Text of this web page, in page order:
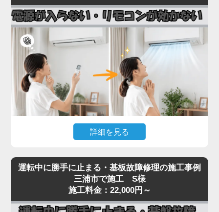
接続部（フレアナット）の緩み、配管自体のピンホ
ール、室内機の熱交換器からの微少漏れなどです。
実際の現場では、設置から10年以上経過したエアコ
ンで配管劣化によるガス漏れが多発しており、補充
だけでは数ヶ月で再発するため、漏れ箇所の特定・
修理が不可欠です。
「家電の達人」では、ガス漏れ点検（窒素加圧テス
ト）・漏れ箇所の修理・冷媒ガスの補充まで一貫対
応。R32・R410Aどちらの冷媒にも対応しておりま
き付き、本体交換が必要な高額修理に発展します。
冷房・暖房の効きが急に悪くなったと感じたら、お
早めにご相談ください。
詳細を見る
応がないといった症状は、リモコン受光基板の故
障、本体の電源基板の故障、内部ヒューズの切断ま
で、原因が幅広いトラブルです。
見た目では原因の切り分けが困難で、無理に何度も
運転中に勝手に止まる・基板故障修理の施工事例
三浦市で施工 S様
施工料金：22,000円～